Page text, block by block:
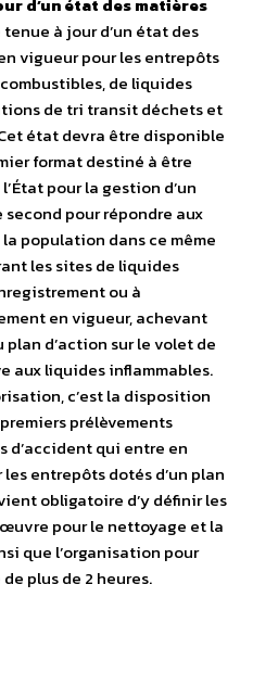
d’un état des matières
tenue à jour d’un état des
vigueur pour les entrepôts
de liquides
de tri transit déchets et
état devra être disponible
format destiné à être
pour la gestion d’un
pour répondre aux
population dans ce même
les sites de liquides
ou à
en vigueur, achevant
d’action sur le volet de
aux liquides inflammables.
c’est la disposition
prélèvements
d’accident qui entre en
entrepôts dotés d’un plan
obligatoire d’y définir les
pour le nettoyage et la
que l’organisation pour
plus de 2 heures.